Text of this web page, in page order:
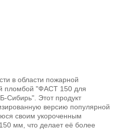
в области пожарной
пломбой "ФАСТ 150 для
Сибирь". Этот продукт
версию популярной
своим укороченным
мм, что делает её более